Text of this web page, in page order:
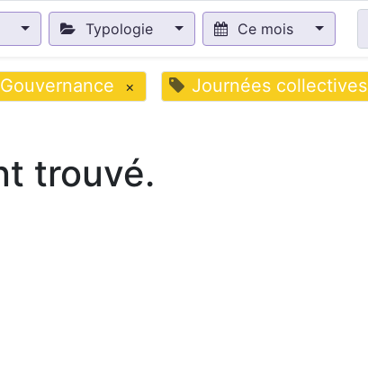
Typologie Ce mois
Gouvernance × Journées collectives
trouvé.